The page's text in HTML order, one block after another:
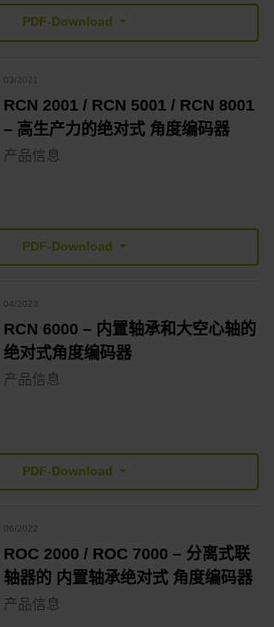
PDF-Download
03/2021
RCN 2001 / RCN 5001 / RCN 8001
– 高生产力的绝对式 角度编码器
产品信息
PDF-Download
04/2023
RCN 6000 – 内置轴承和大空心轴的
绝对式角度编码器
产品信息
PDF-Download
06/2022
ROC 2000 / ROC 7000 – 分离式联
轴器的 内置轴承绝对式 角度编码器
产品信息